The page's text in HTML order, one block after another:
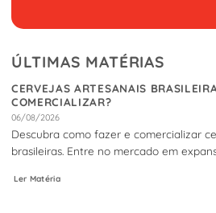
ÚLTIMAS MATÉRIAS
CERVEJAS ARTESANAIS
COMERCIALIZAR?
06/08/2026
Descubra como fazer e comercializar
brasileiras. Entre no mercado em
Ler Matéria